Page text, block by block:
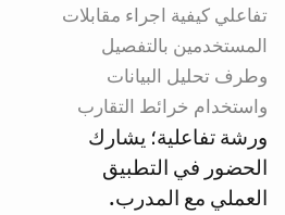
تفاعلي كيفية اجراء مقابلات
المستخدمين بالتفصيل
وطرف تحليل البيانات
واستخدام خرائط التقارب
ورشة تفاعلية؛ يشارك
الحضور في التطبيق
العملي مع المدرب.